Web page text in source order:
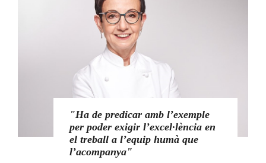
Ha de predicar amb l’exemple
per poder exigir l’excel·lència en
el treball a l’equip humà que
l’acompanya